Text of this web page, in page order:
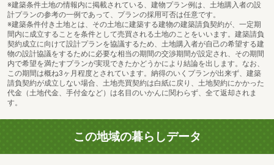
※建築条件土地の情報内に掲載されている、建物プラン例は、土地購入者の設
計プランの参考の一例であって、プランの採用可否は任意です。
※建築条件付き土地とは、その土地に建築する建物の建築請負契約が、一定期
間内に成立することを条件として売買される土地のことをいいます。建築請負
契約成立に向けて設計プランを協議するため、土地購入者が自己の希望する建
物の設計協議をするために必要な相当の期間の交渉期間が設定され、その期間
内で希望を満たすプランが実現できたかどうかにより結論を出します。なお、
この期間は概ね3ヶ月程度とされています。納得のいくプランが出来ず、建築
請負契約が成立しない場合、土地売買契約は白紙に戻り、土地契約にかかった
代金（土地代金、手付金など）は名目のいかんに関わらず、全て返却されま
す。
この地域の暮らしデータ